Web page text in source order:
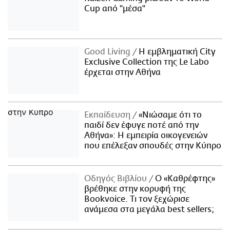
Cup από "μέσα"
Good Living
Η εμβληματική City
Exclusive Collection της Le Labo
έρχεται στην Αθήνα
Εκπαίδευση
«Νιώσαμε ότι το
παιδί δεν έφυγε ποτέ από την
Αθήνα»: Η εμπειρία οικογενειών
που επέλεξαν σπουδές στην Κύπρο
Οδηγός Βιβλίου
Ο «Καθρέφτης»
βρέθηκε στην κορυφή της
Bookvoice. Τι τον ξεχώρισε
ανάμεσα στα μεγάλα best sellers;